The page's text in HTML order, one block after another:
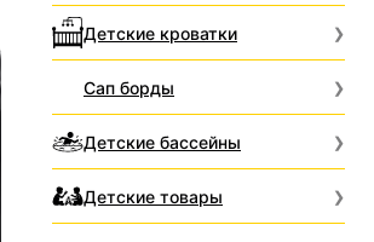
Детские кроватки
Сап борды
Детские бассейны
Детские товары